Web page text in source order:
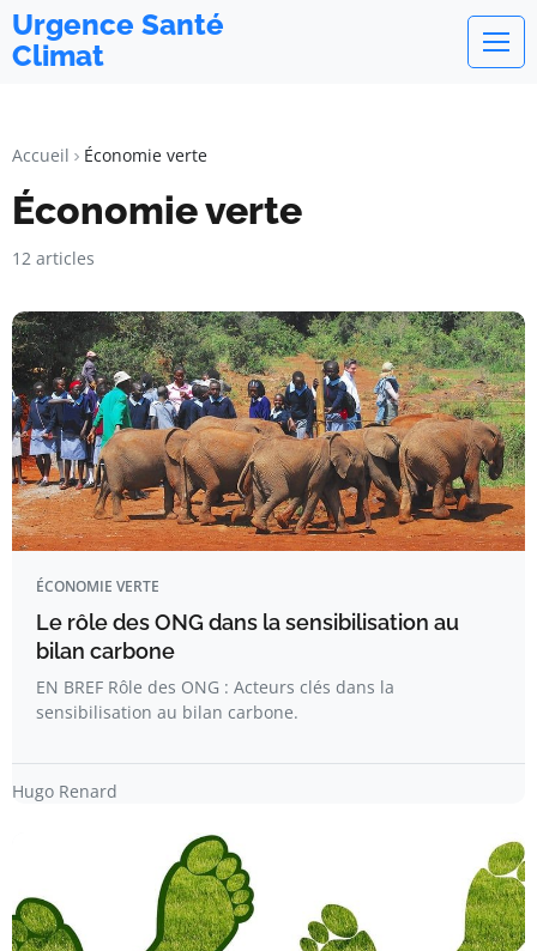
Urgence Santé
Climat
Accueil Économie verte
Économie verte
12 articles
ÉCONOMIE VERTE
Le rôle des ONG dans la sensibilisation au
bilan carbone
EN BREF Rôle des ONG : Acteurs clés dans la
sensibilisation au bilan carbone.
Hugo Renard